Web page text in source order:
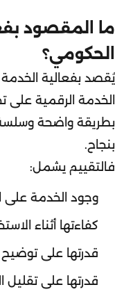
ما المقصود
الحكومي؟
يُقصد بفعالية
الخدمة الرقمية
بطريقة واضحة
بنجاح.
فالتقييم يشمل:
وجود الخدمة على
كفاءتها أثناء
قدرتها على
قدرتها على تقليل